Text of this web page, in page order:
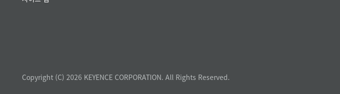
Copyright (C) 2026 KEYENCE CORPORATION. All Rights Reserved.